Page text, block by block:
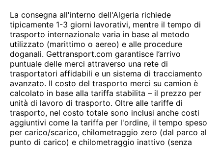
La consegna all'interno dell'Algeria richiede
tipicamente 1-3 giorni lavorativi, mentre il tempo di
trasporto internazionale varia in base al metodo
utilizzato (marittimo o aereo) e alle procedure
doganali. Gettransport.com garantisce l’arrivo
puntuale delle merci attraverso una rete di
trasportatori affidabili e un sistema di tracciamento
avanzato. Il costo del trasporto merci su camion è
calcolato in base alla tariffa stabilita – il prezzo per
unità di lavoro di trasporto. Oltre alle tariffe di
trasporto, nel costo totale sono inclusi anche costi
aggiuntivi come la tariffa per l'ordine, il tempo speso
per carico/scarico, chilometraggio zero (dal parco al
punto di carico) e chilometraggio inattivo (senza